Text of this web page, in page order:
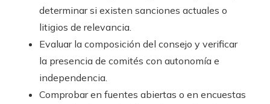
determinar si existen sanciones actuales o
litigios de relevancia.
Evaluar la composición del consejo y verificar
la presencia de comités con autonomía e
independencia.
Comprobar en fuentes abiertas o en encuestas